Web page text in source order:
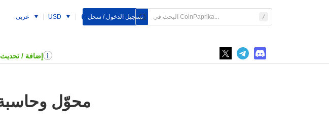
عربى USD تسجيل الدخول / سجل
إضافة / تحديث
محوّل وحاسبة